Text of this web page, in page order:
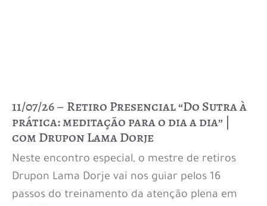
11/07/26 – Retiro Presencial “Do Sutra à
prática: meditação para o dia a dia” |
com Drupon Lama Dorje
Neste encontro especial, o mestre de retiros
Drupon Lama Dorje vai nos guiar pelos 16
passos do treinamento da atenção plena em